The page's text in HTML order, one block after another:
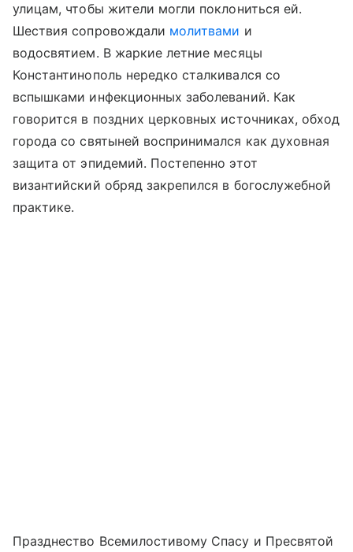
улицам, чтобы жители могли поклониться ей.
Шествия сопровождали молитвами и
водосвятием. В жаркие летние месяцы
Константинополь нередко сталкивался со
вспышками инфекционных заболеваний. Как
говорится в поздних церковных источниках, обход
города со святыней воспринимался как духовная
защита от эпидемий. Постепенно этот
византийский обряд закрепился в богослужебной
практике.
Празднество Всемилостивому Спасу и Пресвятой